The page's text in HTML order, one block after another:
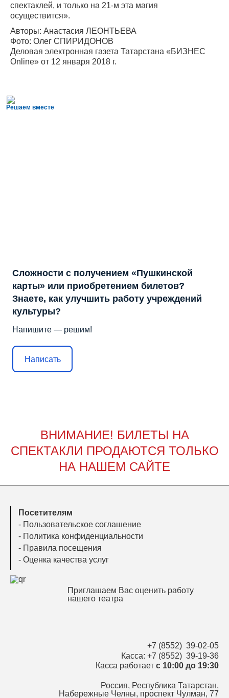
спектаклей, и только на 21-м эта магия
осуществится».
Авторы: Анастасия ЛЕОНТЬЕВА
Фото: Олег СПИРИДОНОВ
Деловая электронная газета Татарстана «БИЗНЕС
Online» от 12 января 2018 г.
Решаем вместе
Сложности с получением «Пушкинской
карты» или приобретением билетов?
Знаете, как улучшить работу учреждений
культуры?
Напишите — решим!
Написать
ВНИМАНИЕ! БИЛЕТЫ НА
СПЕКТАКЛИ ПРОДАЮТСЯ ТОЛЬКО
НА НАШЕМ САЙТЕ
Посетителям
- Пользовательское соглашение
- Политика конфиденциальности
- Правила посещения
- Оценка качества услуг
Приглашаем Вас оценить работу
нашего театра
+7 (8552) 39-02-05
Касса: +7 (8552) 39-19-36
Касса работает с 10:00 до 19:30
Россия, Республика Татарстан,
Набережные Челны, проспект Чулман, 77